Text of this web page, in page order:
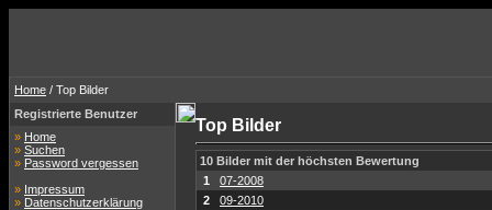
Home / Top Bilder
Registrierte Benutzer
» Home
» Suchen
» Password vergessen
» Impressum
» Datenschutzerklärung
Top Bilder
10 Bilder mit der höchsten Bewertung
1
07-2008
2
09-2010